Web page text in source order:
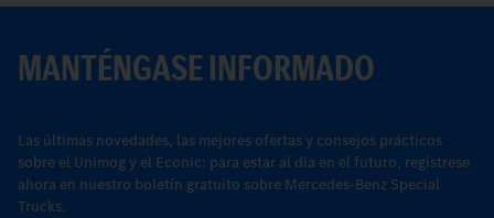
MANTÉNGASE INFORMADO
Las últimas novedades, las mejores ofertas y consejos prácticos
sobre el Unimog y el Econic: para estar al día en el futuro, regístrese
ahora en nuestro boletín gratuito sobre Mercedes-Benz Special
Trucks.